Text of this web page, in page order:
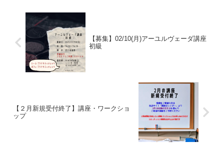
【募集】02/10(月)アーユルヴェーダ講座
初級
【２月新規受付終了】講座・ワークショ
ップ